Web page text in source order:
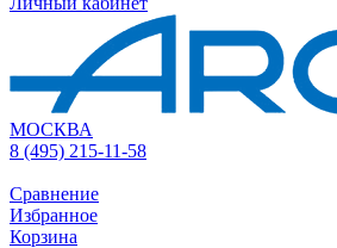
МОСКВА
8 (495) 215-11-58
Сравнение
Избранное
Корзина